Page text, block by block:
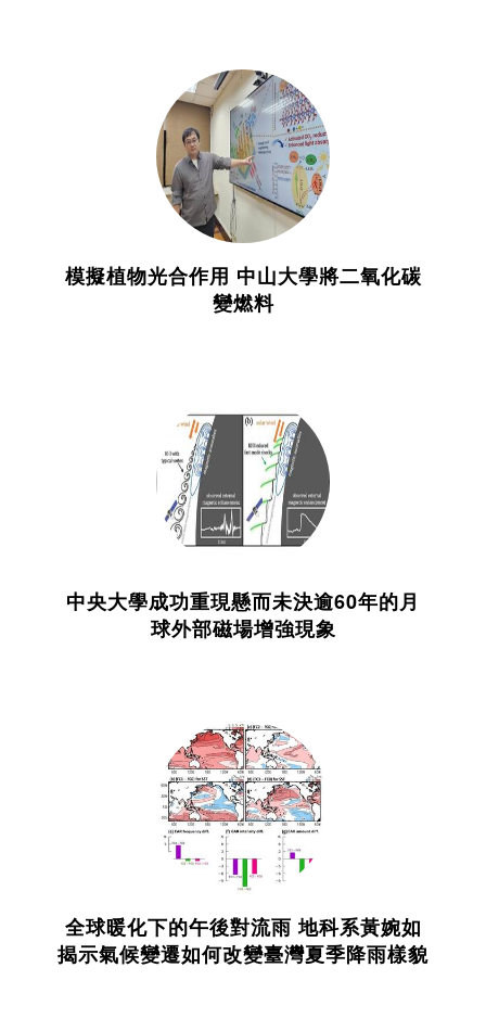
模擬植物光合作用 中山大學將二氧化碳
變燃料
中央大學成功重現懸而未決逾60年的月
球外部磁場增強現象
全球暖化下的午後對流雨 地科系黃婉如
揭示氣候變遷如何改變臺灣夏季降雨樣貌